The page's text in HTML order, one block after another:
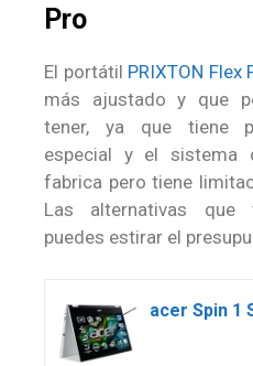
Pro
El portátil PRIXTON Flex
más ajustado y que
tener, ya que tiene
especial y el sistema
fabrica pero tiene
Las alternativas que
puedes estirar el